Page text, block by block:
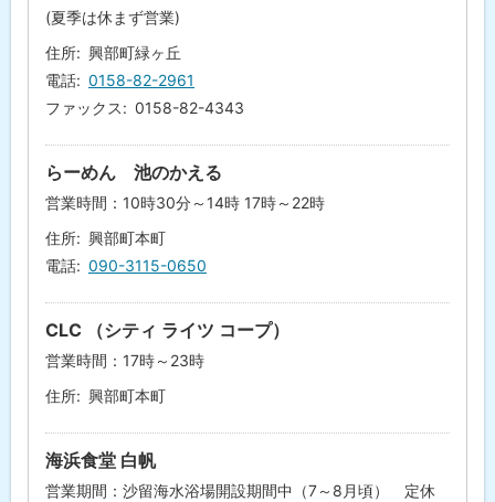
(夏季は休まず営業)
住所
興部町緑ヶ丘
電話
0158-82-2961
ファックス
0158-82-4343
らーめん 池のかえる
営業時間：10時30分～14時 17時～22時
住所
興部町本町
電話
090-3115-0650
CLC （シティ ライツ コープ）
営業時間：17時～23時
住所
興部町本町
海浜食堂 白帆
営業期間：沙留海水浴場開設期間中（7～8月頃） 定休